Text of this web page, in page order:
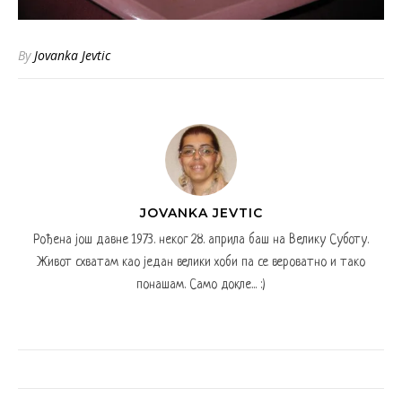
ByJovanka Jevtic
JOVANKA JEVTIC
Рођена још давне 1973. неког 28. априла баш на Велику Суботу.
Живот схватам као један велики хоби па се вероватно и тако
понашам. Само докле... :)